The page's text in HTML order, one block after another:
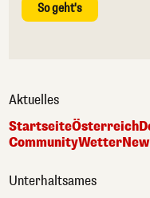
So geht's
Aktuelles
StartseiteÖsterreich
CommunityWetter
Unterhaltsames